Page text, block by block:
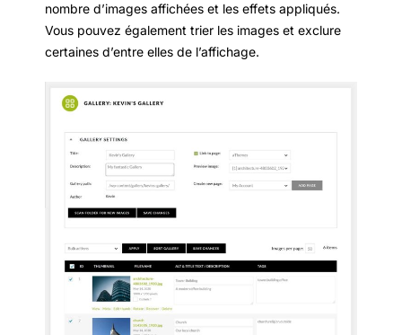
nombre d’images affichées et les effets appliqués.
Vous pouvez également trier les images et exclure
certaines d’entre elles de l’affichage.